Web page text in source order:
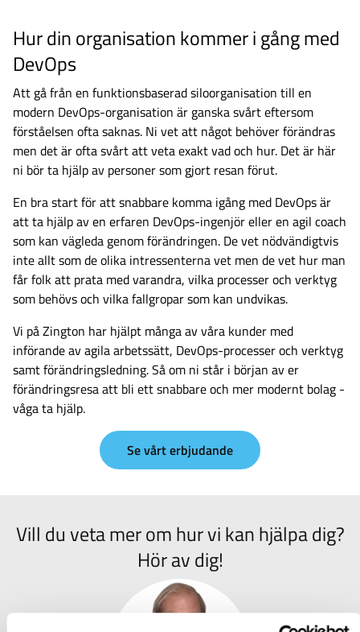
Hur din organisation kommer i gång med
DevOps
Att gå från en funktionsbaserad siloorganisation till en
modern DevOps-organisation är ganska svårt eftersom
förståelsen ofta saknas. Ni vet att något behöver förändras
men det är ofta svårt att veta exakt vad och hur. Det är här
ni bör ta hjälp av personer som gjort resan förut.
En bra start för att snabbare komma igång med DevOps är
att ta hjälp av en erfaren DevOps-ingenjör eller en agil coach
som kan vägleda genom förändringen. De vet nödvändigtvis
inte allt som de olika intressenterna vet men de vet hur man
får folk att prata med varandra, vilka processer och verktyg
som behövs och vilka fallgropar som kan undvikas.
Vi på Zington har hjälpt många av våra kunder med
införande av agila arbetssätt, DevOps-processer och verktyg
samt förändringsledning. Så om ni står i början av er
förändringsresa att bli ett snabbare och mer modernt bolag -
våga ta hjälp.
Se vårt erbjudande
Vill du veta mer om hur vi kan hjälpa dig?
Hör av dig!